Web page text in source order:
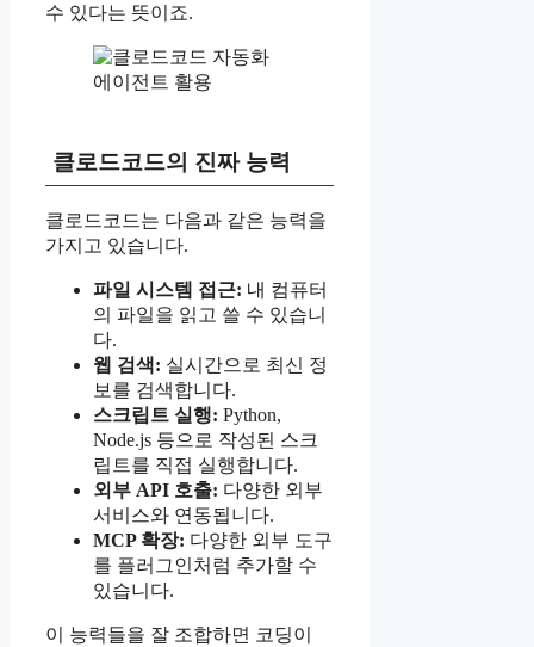
수 있다는 뜻이죠.
클로드코드의 진짜 능력
클로드코드는 다음과 같은 능력을
가지고 있습니다.
파일 시스템 접근: 내 컴퓨터
의 파일을 읽고 쓸 수 있습니
다.
웹 검색: 실시간으로 최신 정
보를 검색합니다.
스크립트 실행: Python,
Node.js 등으로 작성된 스크
립트를 직접 실행합니다.
외부 API 호출: 다양한 외부
서비스와 연동됩니다.
MCP 확장: 다양한 외부 도구
를 플러그인처럼 추가할 수
있습니다.
이 능력들을 잘 조합하면 코딩이